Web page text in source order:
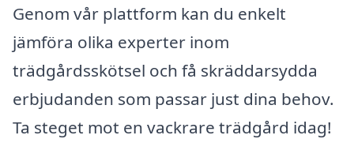
Genom vår plattform kan du enkelt
jämföra olika experter inom
trädgårdsskötsel och få skräddarsydda
erbjudanden som passar just dina behov.
Ta steget mot en vackrare trädgård idag!